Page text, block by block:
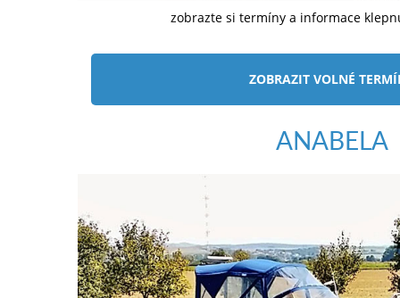
zobrazte si termíny a informace
ZOBRAZIT VOLNÉ
ANABELA